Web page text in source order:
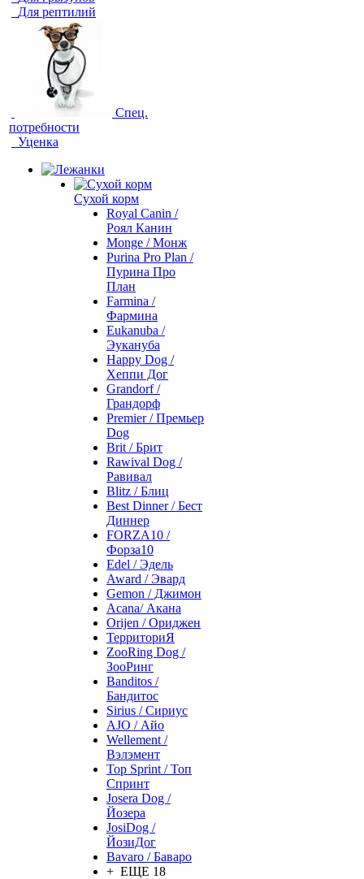
Для рептилий
Спец.
потребности
Уценка
Сухой корм
Royal Canin /
Роял Канин
Monge / Монж
Purina Pro Plan /
Пурина Про
План
Farmina /
Фармина
Eukanuba /
Эукануба
Happy Dog /
Хеппи Дог
Grandorf /
Грандорф
Premier / Премьер
Dog
Brit / Брит
Rawival Dog /
Равивал
Blitz / Блиц
Best Dinner / Бест
Диннер
FORZA10 /
Форза10
Edel / Эдель
Award / Эвард
Gemon / Джимон
Acana/ Акана
Orijen / Ориджен
ТерриториЯ
ZooRing Dog /
ЗооРинг
Banditos /
Бандитос
Sirius / Сириус
AJO / Айо
Wellement /
Вэлэмент
Top Sprint / Топ
Спринт
Josera Dog /
Йозера
JosiDog /
ЙозиДог
Bavaro / Баваро
+ ЕЩЕ 18